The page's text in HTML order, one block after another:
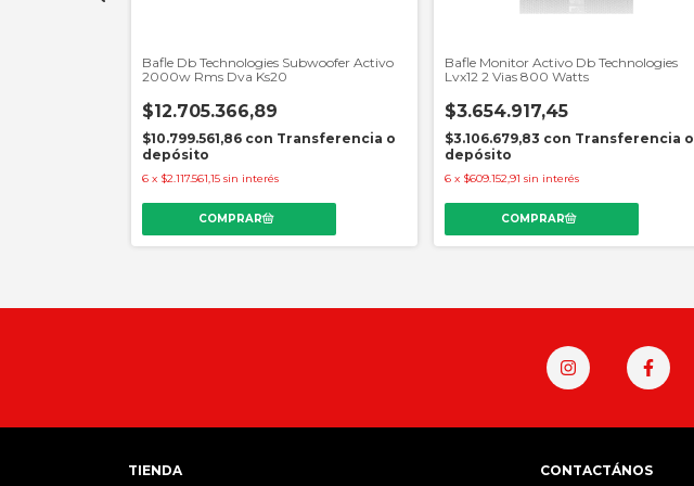
Bafle Db Technologies Subwoofer Activo
2000w Rms Dva Ks20
$12.705.366,89
$10.799.561,86 con Transferencia o
depósito
6 x $2.117.561,15 sin interés
Bafle Monitor Activo Db Technologies
Lvx12 2 Vias 800 Watts
$3.654.917,45
$3.106.679,83 con Transferencia o
depósito
6 x $609.152,91 sin interés
TIENDA CONTACTÁNOS